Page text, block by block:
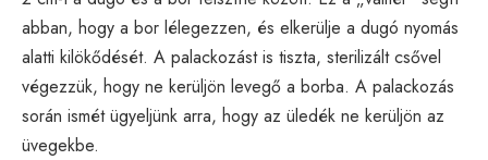
abban, hogy a bor lélegezzen, és elkerülje a dugó nyomás
alatti kilökődését. A palackozást is tiszta, sterilizált csővel
végezzük, hogy ne kerüljön levegő a borba. A palackozás
során ismét ügyeljünk arra, hogy az üledék ne kerüljön az
üvegekbe.